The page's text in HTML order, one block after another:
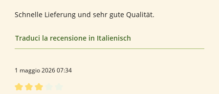
Schnelle Lieferung und sehr gute Qualität.
Traduci la recensione in Italienisch
1 maggio 2026 07:34